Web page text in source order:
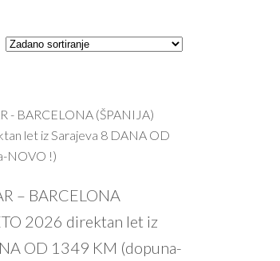
– BARCELONA
2026 direktan let iz
OD 1349 KM (dopuna-